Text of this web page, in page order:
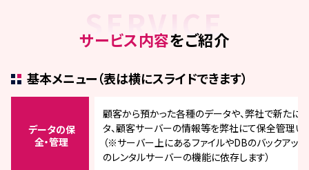
サービス内容をご紹介
SERVICE
基本メニュー（表は横にスライドできます）
データの保
全・管理
顧客から預かった各種のデータや、弊社で新たに
タ、顧客サーバーの情報等を弊社にて保全管理い
（※サーバー上にあるファイルやDBのバックアッ
のレンタルサーバーの機能に依存します）